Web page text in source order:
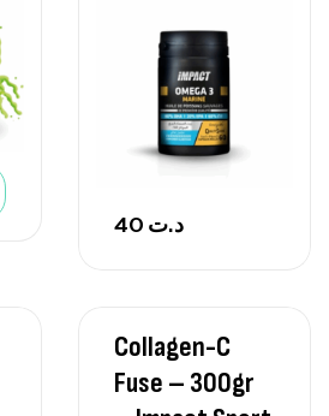
د.ت
Collagen-C
Fuse – 300gr